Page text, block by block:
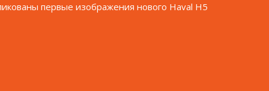
первые изображения нового Haval H5